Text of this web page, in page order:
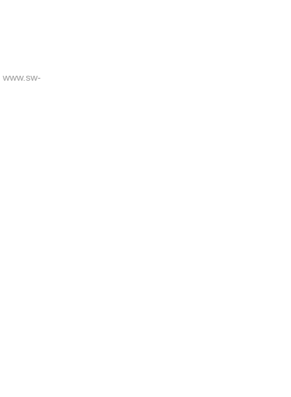
www.sw-